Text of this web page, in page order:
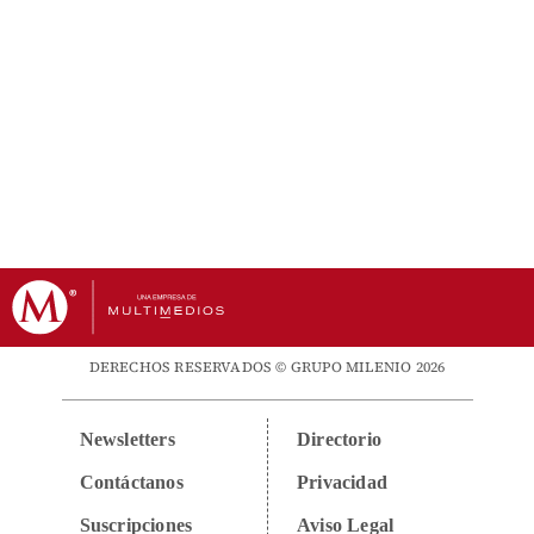
DERECHOS RESERVADOS © GRUPO MILENIO 2026
Newsletters
Contáctanos
Suscripciones
Directorio
Privacidad
Aviso Legal